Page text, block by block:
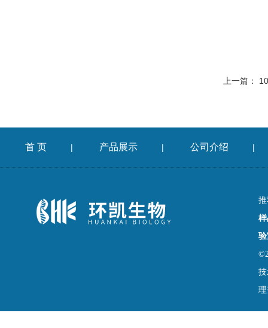
上一篇：
首 页 | 产品展示 | 公司介绍 |